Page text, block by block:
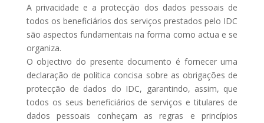
A privacidade e a protecção dos dados pessoais de
todos os beneficiários dos serviços prestados pelo IDC
são aspectos fundamentais na forma como actua e se
organiza.
O objectivo do presente documento é fornecer uma
declaração de política concisa sobre as obrigações de
protecção de dados do IDC, garantindo, assim, que
todos os seus beneficiários de serviços e titulares de
dados pessoais conheçam as regras e princípios